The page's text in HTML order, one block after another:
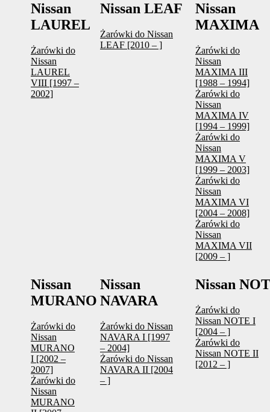
Nissan
LAUREL
Żarówki do
Nissan
LAUREL
VIII [1997 –
2002]
Nissan LEAF
Żarówki do Nissan
LEAF [2010 – ]
Nissan
MAXIMA
Żarówki do
Nissan
MAXIMA III
[1988 – 1994]
Żarówki do
Nissan
MAXIMA IV
[1994 – 1999]
Żarówki do
Nissan
MAXIMA V
[1999 – 2003]
Żarówki do
Nissan
MAXIMA VI
[2004 – 2008]
Żarówki do
Nissan
MAXIMA VII
[2009 – ]
Nissan
MURANO
Żarówki do
Nissan
MURANO
I [2002 –
2007]
Żarówki do
Nissan
MURANO
Nissan
NAVARA
Żarówki do Nissan
NAVARA I [1997
– 2004]
Żarówki do Nissan
NAVARA II [2004
– ]
Nissan
Żarówki do
Nissan NOTE I
[2004 – ]
Żarówki do
Nissan NOTE II
[2012 – ]